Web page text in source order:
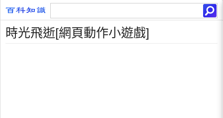
時光飛逝[網頁動作小遊戲]